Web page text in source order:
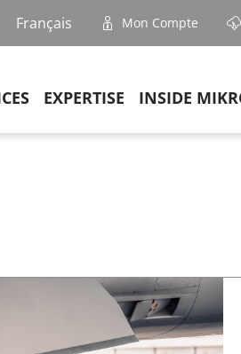
Français Mon Compte
EXPERTISE INSIDE